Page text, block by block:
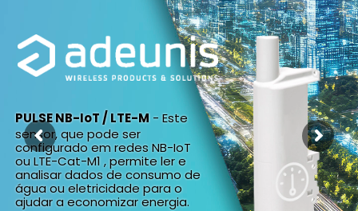
PULSE NB-IoT / LTE-M- Este
sensor, que pode ser
configurado em redes NB-IoT
ou LTE-Cat-M1 , permite ler e
analisar dados de consumo de
água ou eletricidade para o
ajudar a economizar energia.